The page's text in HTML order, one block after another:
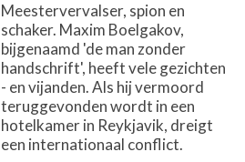
Meestervervalser, spion en
schaker. Maxim Boelgakov,
bijgenaamd 'de man zonder
handschrift', heeft vele gezichten
- en vijanden. Als hij vermoord
teruggevonden wordt in een
hotelkamer in Reykjavik, dreigt
een internationaal conflict.